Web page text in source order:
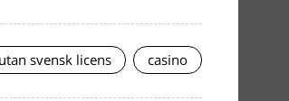
casino
svensk licens